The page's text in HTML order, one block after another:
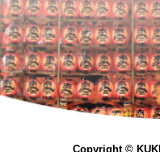
Copyright ©